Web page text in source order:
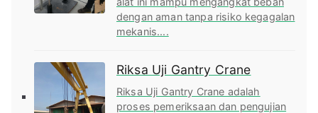
dengan aman tanpa risiko kegagalan
mekanis....
Riksa Uji Gantry Crane
Riksa Uji Gantry Crane adalah
proses pemeriksaan dan pengujian